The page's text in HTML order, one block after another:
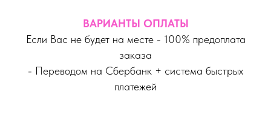
ВАРИАНТЫ ОПЛАТЫ
Если Вас не будет на месте - 100% предоплата
заказа
- Переводом на Сбербанк + система быстрых
платежей